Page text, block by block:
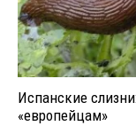
Испанские
«европейцам»